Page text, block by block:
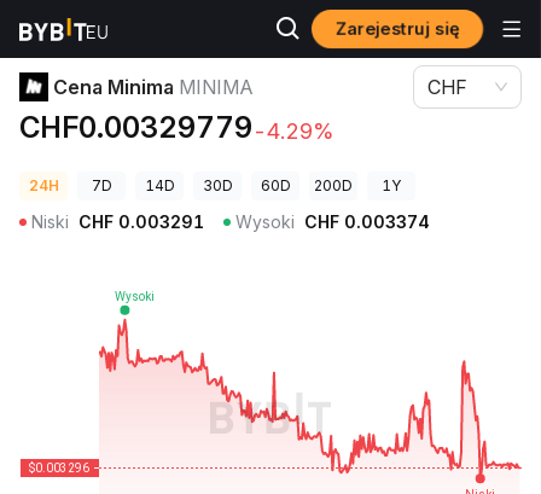
Zarejestruj się
Ceny kryptowalut Cena Minima MINIMA
Cena Minima MINIMA
CHF0.00329779-4.29%
CHF
24H 7D 14D 30D 60D 200D 1Y
Niski CHF 0.003291 Wysoki CHF 0.003374